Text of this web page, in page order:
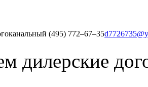
(495) 772‒67‒35
дилерские